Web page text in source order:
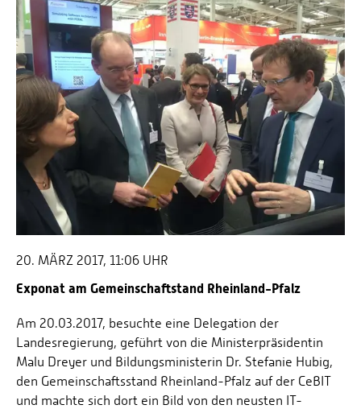
Energieeffizienzrecht und Klimaschutzrecht (IREK)
Fuel Cell Centre Rheinland-Pfalz
Nationalparkforschung
P2Broker
Perival
Robotix-Academy
S.U.N.-Projekt
Umweltinformationssysteme
Örtlicher Personalrat
Personensuche
20. MÄRZ 2017, 11:06 UHR
Exponat am Gemeinschaftstand Rheinland-Pfalz
Am 20.03.2017, besuchte eine Delegation der
Landesregierung, geführt von die Ministerpräsidentin
Malu Dreyer und Bildungsministerin Dr. Stefanie Hubig,
den Gemeinschaftsstand Rheinland-Pfalz auf der CeBIT
und machte sich dort ein Bild von den neusten IT-